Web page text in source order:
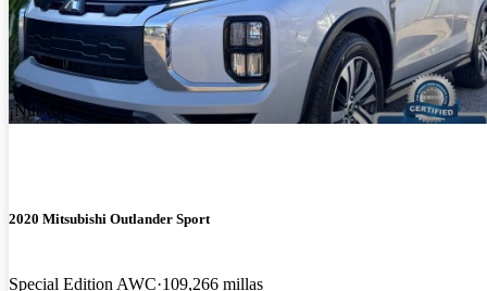
¡Nuevo!
2020 Mitsubishi Outlander Sport
Special Edition AWC 109,266 millas